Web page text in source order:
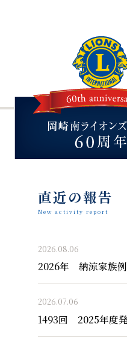
直近の報告
New activity report
2026.08.06
2026年 納涼家族
2026.07.06
1493回 2025年度